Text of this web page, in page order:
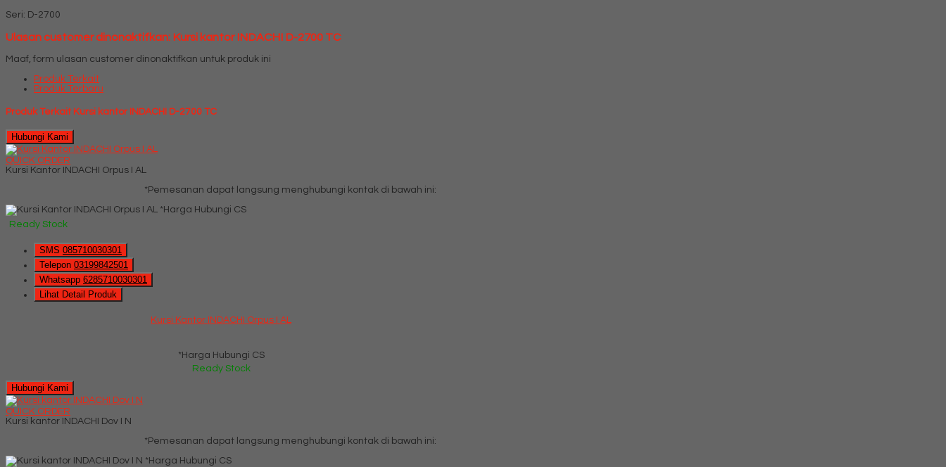
Seri: D-2700
Ulasan customer dinonaktifkan: Kursi kantor INDACHI D-2700 TC
Maaf, form ulasan customer dinonaktifkan untuk produk ini
Produk Terkait
Produk Terbaru
Produk Terkait Kursi kantor INDACHI D-2700 TC
Hubungi Kami
QUICK ORDER
Kursi Kantor INDACHI Orpus I AL
*Pemesanan dapat langsung menghubungi kontak di bawah ini:
*Harga Hubungi CS
Ready Stock
SMS 085710030301
Telepon 03199842501
Whatsapp 6285710030301
Lihat Detail Produk
Kursi Kantor INDACHI Orpus I AL
*Harga Hubungi CS
Ready Stock
Hubungi Kami
QUICK ORDER
Kursi kantor INDACHI Dov I N
*Pemesanan dapat langsung menghubungi kontak di bawah ini:
*Harga Hubungi CS